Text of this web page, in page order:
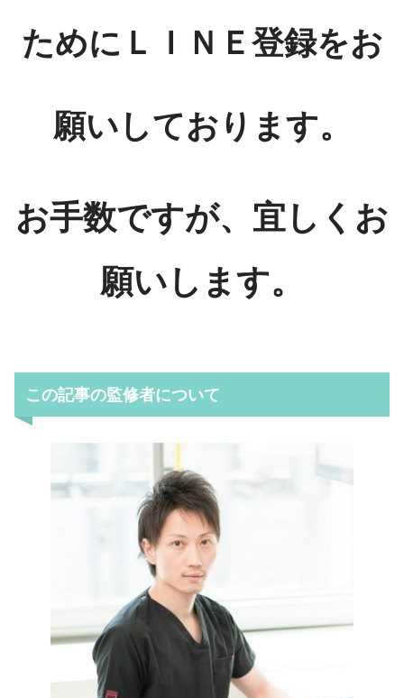
ためにＬＩＮＥ登録をお
願いしております。
お手数ですが、宜しくお
願いします。
この記事の監修者について